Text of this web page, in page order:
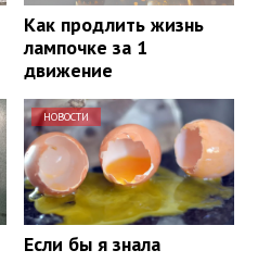
Как продлить жизнь
лампочке за 1
движение
НОВОСТИ
Если бы я знала